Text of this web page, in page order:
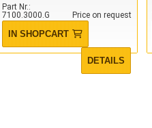
Part Nr.
7100.3000.G
Price on request
IN SHOPCART
DETAILS